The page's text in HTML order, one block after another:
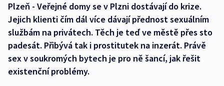
Plzeň - Veřejné domy se v Plzni dostávají do krize.
Jejich klienti čím dál více dávají přednost sexuálním
službám na privátech. Těch je teď ve městě přes sto
padesát. Přibývá tak i prostitutek na inzerát. Právě
sex v soukromých bytech je pro ně šancí, jak řešit
existenční problémy.